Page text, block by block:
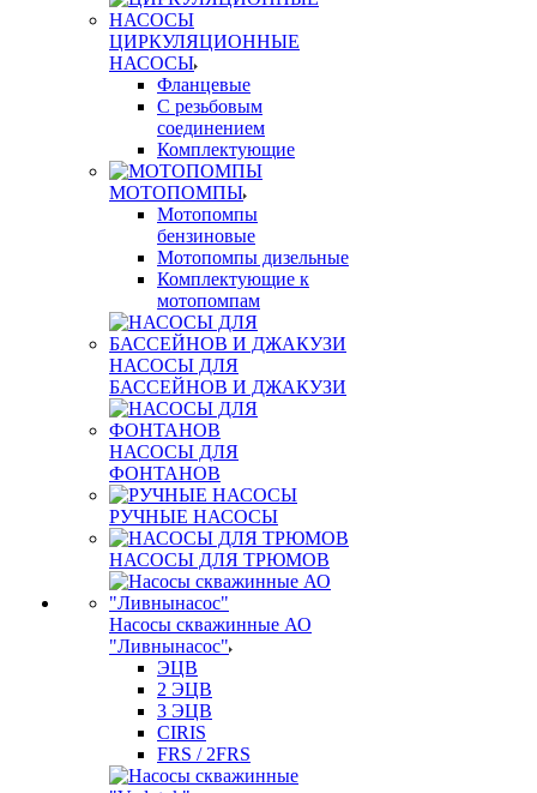
ЦИРКУЛЯЦИОННЫЕ
НАСОСЫ
Фланцевые
С резьбовым
соединением
Комплектующие
МОТОПОМПЫ
Мотопомпы
бензиновые
Мотопомпы дизельные
Комплектующие к
мотопомпам
НАСОСЫ ДЛЯ
БАССЕЙНОВ И ДЖАКУЗИ
НАСОСЫ ДЛЯ
ФОНТАНОВ
РУЧНЫЕ НАСОСЫ
НАСОСЫ ДЛЯ ТРЮМОВ
Насосы скважинные АО
"Ливнынасос"
ЭЦВ
2 ЭЦВ
3 ЭЦВ
CIRIS
FRS / 2FRS